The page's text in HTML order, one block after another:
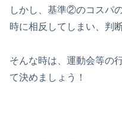
しかし、基準②のコスパ
時に相反してしまい、判
そんな時は、運動会等の
て決めましょう！